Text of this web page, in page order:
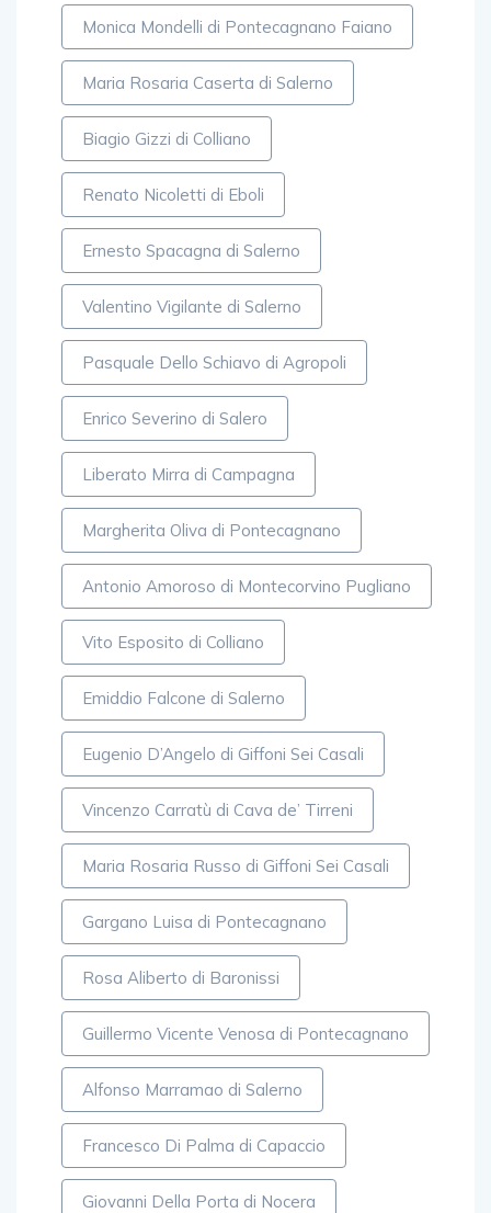
Monica Mondelli di Pontecagnano Faiano
Maria Rosaria Caserta di Salerno
Biagio Gizzi di Colliano
Renato Nicoletti di Eboli
Ernesto Spacagna di Salerno
Valentino Vigilante di Salerno
Pasquale Dello Schiavo di Agropoli
Enrico Severino di Salero
Liberato Mirra di Campagna
Margherita Oliva di Pontecagnano
Antonio Amoroso di Montecorvino Pugliano
Vito Esposito di Colliano
Emiddio Falcone di Salerno
Eugenio D’Angelo di Giffoni Sei Casali
Vincenzo Carratù di Cava de’ Tirreni
Maria Rosaria Russo di Giffoni Sei Casali
Gargano Luisa di Pontecagnano
Rosa Aliberto di Baronissi
Guillermo Vicente Venosa di Pontecagnano
Alfonso Marramao di Salerno
Francesco Di Palma di Capaccio
Giovanni Della Porta di Nocera